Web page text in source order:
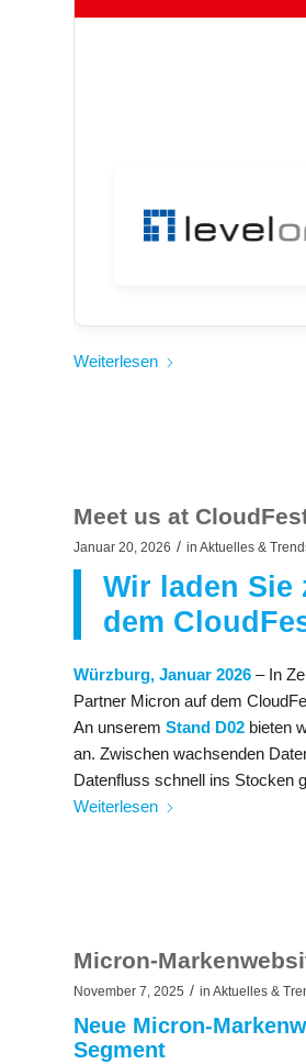
Weiterlesen
Meet us at
Januar 20, 2026 / in Aktuelles &
Wir laden
dem
Würzburg, Januar 2026 – In
Partner Micron auf dem
An unserem Stand D02 bieten
an. Zwischen wachsenden
Datenfluss schnell ins Stocken
Weiterlesen
Micron-
November 7, 2025 / in Aktuelles &
Neue Micron-
Segment​